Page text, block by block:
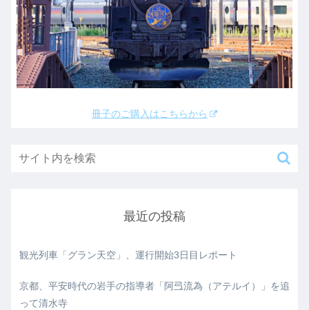
冊子のご購入はこちらから
最近の投稿
観光列車「グラン天空」、運行開始3日目レポート
京都、平安時代の岩手の指導者「阿弖流為（アテルイ）」を追
って清水寺